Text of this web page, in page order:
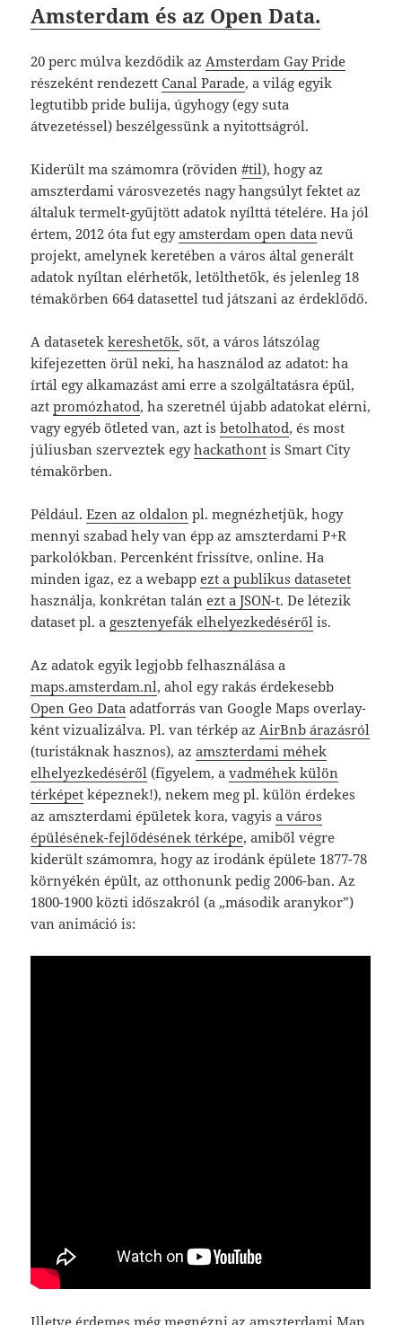
Amsterdam és az Open Data.
20 perc múlva kezdődik az Amsterdam Gay Pride
részeként rendezettCanal Parade, a világ egyik
legtutibb pride bulija, úgyhogy (egy suta
átvezetéssel) beszélgessünk a nyitottságról.
Kiderült ma számomra (röviden#til), hogy az
amszterdami városvezetés nagy hangsúlyt fektet az
általuk termelt-gyűjtött adatok nyílttá tételére. Ha jól
értem, 2012 óta fut egyamsterdam open data nevű
projekt, amelynek keretében a város által generált
adatok nyíltan elérhetők, letölthetők, és jelenleg 18
témakörben 664 datasettel tud játszani az érdeklődő.
A datasetekkereshetők, sőt, a város látszólag
kifejezetten örül neki, ha használod az adatot: ha
írtál egy alkamazást ami erre a szolgáltatásra épül,
aztpromózhatod, ha szeretnél újabb adatokat elérni,
vagy egyéb ötleted van, azt isbetolhatod, és most
júliusban szerveztek egyhackathont is Smart City
témakörben.
Például.Ezen az oldalon pl. megnézhetjük, hogy
mennyi szabad hely van épp az amszterdami P+R
parkolókban. Percenként frissítve, online. Ha
minden igaz, ez a webappezt a publikus datasetet
használja, konkrétan talánezt a JSON-t. De létezik
dataset pl. a gesztenyefák elhelyezkedéséről is.
Az adatok egyik legjobb felhasználása a
maps.amsterdam.nl, ahol egy rakás érdekesebb
Open Geo Data adatforrás van Google Maps overlay-
ként vizualizálva. Pl. van térkép az AirBnb árazásról
(turistáknak hasznos), azamszterdami méhek
elhelyezkedéséről (figyelem, avadméhek külön
térképet képeznek!), nekem meg pl. külön érdekes
az amszterdami épületek kora, vagyisa város
épülésének-fejlődésének térképe, amiből végre
kiderült számomra, hogy az irodánk épülete 1877-78
környékén épült, az otthonunk pedig 2006-ban. Az
1800-1900 közti időszakról (a „második aranykor”)
van animáció is:
Illetve érdemes még megnézni az amszterdamiMap